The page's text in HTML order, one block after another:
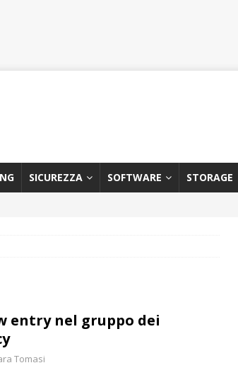
SICUREZZA SOFTWARE STORAGE
entry nel gruppo dei
Tomasi